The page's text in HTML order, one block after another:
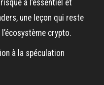
à l’essentiel et
une leçon qui reste
crypto.
à la spéculation